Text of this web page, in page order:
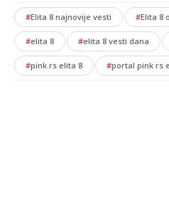
#Elita 8 najnovije vesti #Elita 8
#elita 8 #elita 8 vesti dana
#pink.rs elita 8 #portal pink rs